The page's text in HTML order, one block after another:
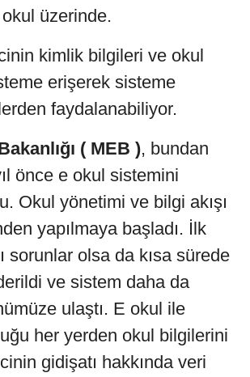
üzerinde.
kimlik bilgileri ve okul
erişerek sisteme
faydalanabiliyor.
( MEB ), bundan
önce e okul sistemini
Okul yönetimi ve bilgi akışı
yapılmaya başladı. İlk
sorunlar olsa da kısa sürede
ve sistem daha da
ulaştı. E okul ile
her yerden okul bilgilerini
gidişatı hakkında veri